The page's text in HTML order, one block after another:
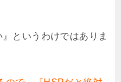
というわけではありま